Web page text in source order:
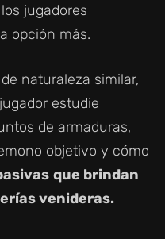
los jugadores
opción más.
naturaleza similar,
estudie
de armaduras,
objetivo y cómo
que brindan
venideras.